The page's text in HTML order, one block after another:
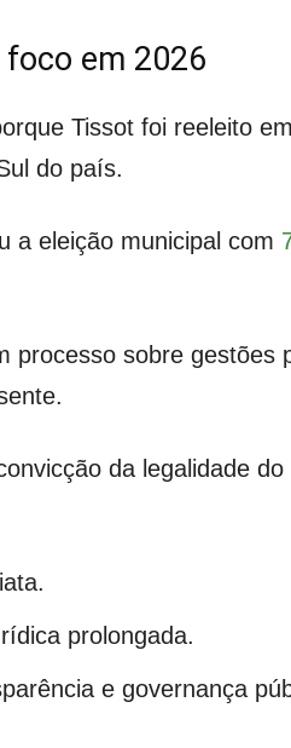
em 2026
Tissot foi reeleito
do país.
a eleição municipal com
processo sobre
da legalidade
prolongada.
e governança